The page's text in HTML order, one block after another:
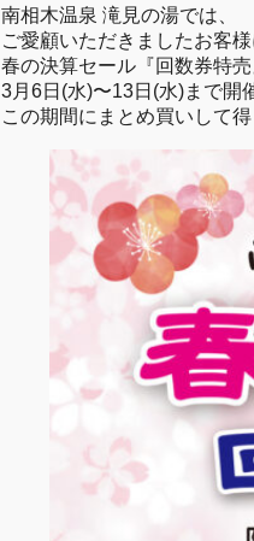
南相木温泉 滝見の湯では、
ご愛顧いただきましたお客
春の決算セール『回数券特
3月6日(水)〜13日(水)まで開
この期間にまとめ買いして